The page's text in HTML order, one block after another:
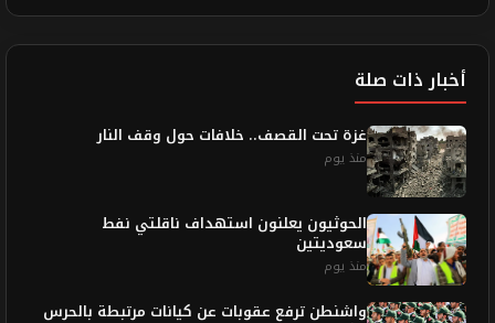
أخبار ذات صلة
غزة تحت القصف.. خلافات حول وقف النار
منذ يوم
الحوثيون يعلنون استهداف ناقلتي نفط
سعوديتين
منذ يوم
واشنطن ترفع عقوبات عن كيانات مرتبطة بالحرس